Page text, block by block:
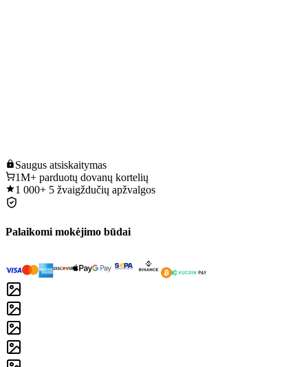
Saugus atsiskaitymas
1M+ parduotų dovanų kortelių
1 000+ 5 žvaigždučių apžvalgos
Palaikomi mokėjimo būdai